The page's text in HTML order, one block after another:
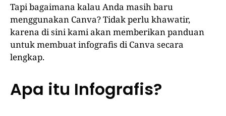
Tapi bagaimana kalau Anda masih baru
menggunakan Canva? Tidak perlu khawatir,
karena di sini kami akan memberikan panduan
untuk membuat infografis di Canva secara
lengkap.
Apa itu Infografis?